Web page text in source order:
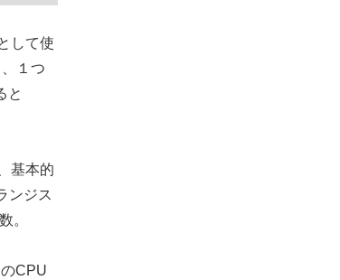
して使
１つ
と
基本的
ンジス
。
CPU